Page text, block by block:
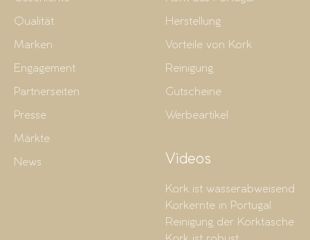
Qualität
Marken
Engagement
Partnerseiten
Presse
Märkte
News
Herstellung
Vorteile von Kork
Reinigung
Gutscheine
Werbeartikel
Videos
Kork ist wasserabweisend
Korkernte in Portugal
Reinigung der Korktasche